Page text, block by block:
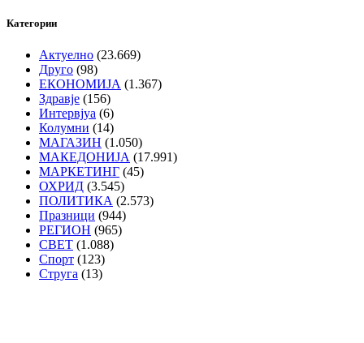
Категории
Актуелно (23.669)
Друго (98)
ЕКОНОМИЈА (1.367)
Здравје (156)
Интервјуа (6)
Колумни (14)
МАГАЗИН (1.050)
МАКЕДОНИЈА (17.991)
МАРКЕТИНГ (45)
ОХРИД (3.545)
ПОЛИТИКА (2.573)
Празници (944)
РЕГИОН (965)
СВЕТ (1.088)
Спорт (123)
Струга (13)